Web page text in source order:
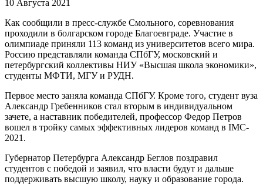
10 Августа 2021
Как сообщили в пресс-службе Смольного, соревнования
проходили в болгарском городе Благоевграде. Участие в
олимпиаде приняли 113 команд из университетов всего мира.
Россию представляли команда СПбГУ, московский и
петербургский коллективы НИУ «Высшая школа экономики»,
студенты МФТИ, МГУ и РУДН.
Первое место заняла команда СПбГУ. Кроме того, студент вуза
Александр Гребенников стал вторым в индивидуальном
зачете, а наставник победителей, профессор Федор Петров
вошел в тройку самых эффективных лидеров команд в IMC-
2021.
Губернатор Петербурга Александр Беглов поздравил
студентов с победой и заявил, что власти будут и дальше
поддерживать высшую школу, науку и образование города.